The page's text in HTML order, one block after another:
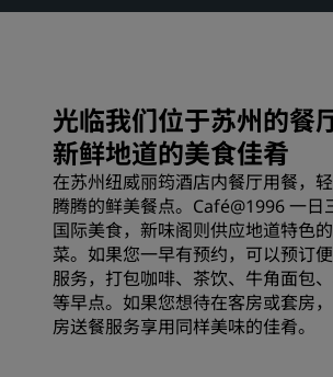
光临我们位于苏州的餐
新鲜地道的美食佳肴
在苏州纽威丽筠酒店内餐厅用餐，
腾腾的鲜美餐点。Café@1996 一日
国际美食，新味阁则供应地道特色
菜。如果您一早有预约，可以预订
服务，打包咖啡、茶饮、牛角面包
等早点。如果您想待在客房或套房
房送餐服务享用同样美味的佳肴。